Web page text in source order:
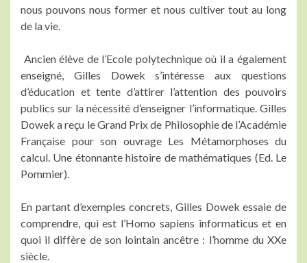
nous pouvons nous former et nous cultiver tout au long
de la vie.
Ancien élève de l’Ecole polytechnique où il a également
enseigné, Gilles Dowek s’intéresse aux questions
d’éducation et tente d’attirer l’attention des pouvoirs
publics sur la nécessité d’enseigner l’informatique. Gilles
Dowek a reçu le Grand Prix de Philosophie de l’Académie
Française pour son ouvrage Les Métamorphoses du
calcul. Une étonnante histoire de mathématiques (Ed. Le
Pommier).
En partant d’exemples concrets, Gilles Dowek essaie de
comprendre, qui est l’Homo sapiens informaticus et en
quoi il diffère de son lointain ancêtre : l’homme du XXe
siècle.